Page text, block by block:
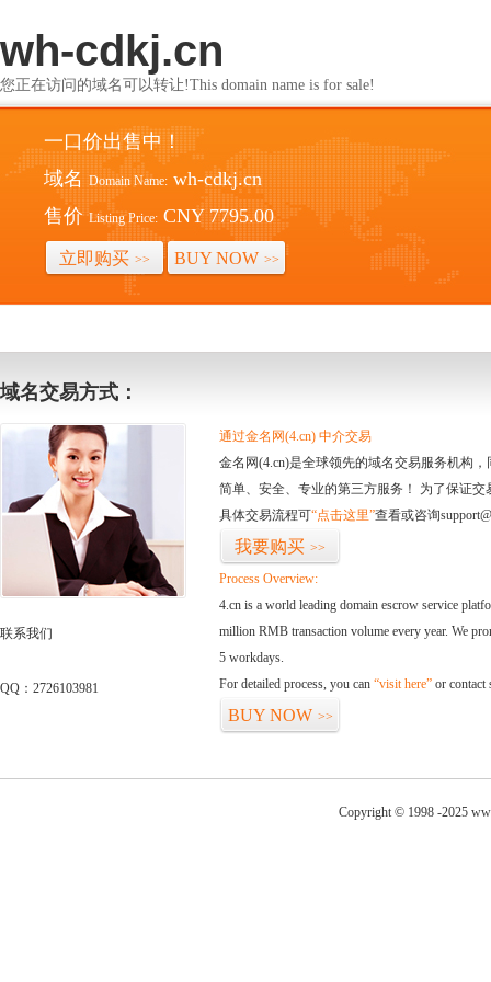
wh-cdkj.cn
您正在访问的域名可以转让!This domain name is for sale!
一口价出售中！
域名 Domain Name: wh-cdkj.cn
售价 Listing Price: CNY 7795.00
立即购买 >> BUY NOW >>
域名交易方式：
联系我们
QQ：2726103981
通过金名网(4.cn) 中介交易
金名网(4.cn)是全球领先的域名交易服务机构
简单、安全、专业的第三方服务！ 为了保证
具体交易流程可“点击这里”查看或咨询
我要购买 >>
Process Overview:
4.cn is a world leading domain escrow service
million RMB transaction volume every year. We
5 workdays.
For detailed process, you can “visit here” or contact
BUY NOW >>
Copyright © 1998 -2025